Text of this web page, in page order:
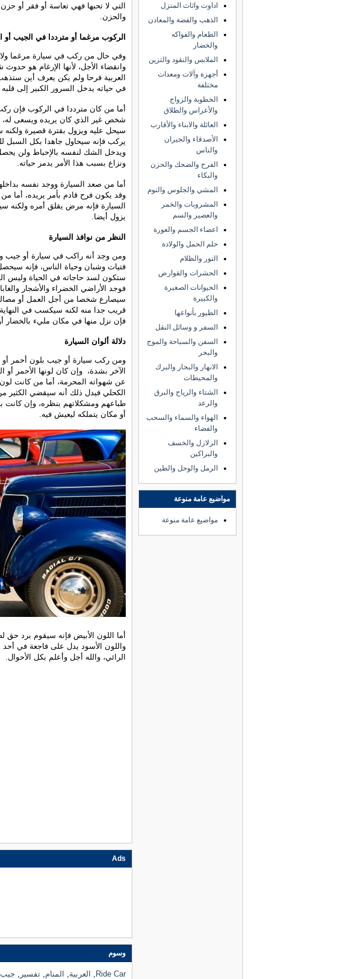
التي لا تحبها فهي تعاسة أو فقر أو
والحزن.
الركوب مرغما أو مترددا في الجيب أو
وفي حال من ركب في سيارة مرغما ولا
وانقضاء الأجل، لأنها الإرغام هو
العربية فرحا ولم يكن يعرف أين
في حياته يدخل السرور الكبير إلى
أما من كان مترددا في الركوب فإن
شخص غير الذي كان يريده ويسعى
سيحل عليه ويزول بقترة قصيرة ولكنه
يركب فإنه سيحاول جاهدا بكل
ويدخل الشك لنفسه بالإحباط ولن
ونزاع بسبب هذا الأمر يدمر حياته.
أما من صعد السيارة ووجد نفسه
وقد يكون فرح قادم بأمر يريده، أما
السيارة فإنه مرض يقلق أمره ولكنه
يزول أيضا.
النظر من نوافذ السيارة
ومن وجد أنه راكب في سيارة أو جيب
فتيات وشبان وحياة الناس، فإنه
ستكون لسد حاجاته في الحياة وليس
فوجد الأراضي الخضراء والأشجار
سيصارع شخصا من أجل العمل أو
قريب جدا منه لكنه سيكسب في
فإن نزل منها في مكان مليء بالخضار
دلالة ألوان السيارة
ومن ركب سيارة أو جيب بلون أحمر أو
الآخر بشدة، وإن كان لونها الأحمر أو
عن شهواته المحرمة، أما من كانت لون
الكحلي فيدل ذلك أنه سيقضي الكثير
طباعهم ومشكلاتهم بنظره، وإن
أو مكان يتملكه ليعيش فيه.
أما اللون الأبيض فإنه سيقوم برد حق
واللون الأسود يدل على فاجعة في
الرائي، والله أجل وأعلم بكل الأحوال.
Ads
وسوم
Ride Car العربية المنام تفسير جيب,
اداوت واثاث المنزل
الذهب والفضة والمعادن
الطعام والفواكه
والخضار
الملابس والنقود والتزين
أجهزة وآلات ومعدات
مختلفة
الخطوبة والزواج
والأعراس والطلاق
العائلة والابناء والأقارب
الأصدقاء والجيران
والناس
الفرح والضحك والحزن
والبكاء
المشي والجلوس والنوم
المشروبات والخمر
والعصير والسم
اعضاء الجسم والعورة
حلم الحمل والولادة
النور والظلام
الحشرات والقوارض
الحيوانات الصغيرة
والكبيرة
الطيور بأنواعها
السفر و وسائل النقل
السفن والسباحة والموج
والبحر
الانهار والبحار والبرك
والمحيطات
الشتاء والرياح والبرق
والرعد
الهواء والسماء والسحب
والفضاء
الزلازل والخسف
والبراكين
الرمل والوحل والطين
مواضيع عامة منوعة
مواضيع عامة منوعة